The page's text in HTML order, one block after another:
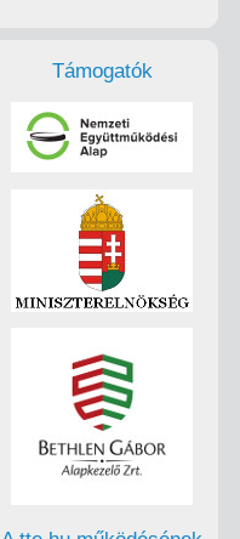
Támogatók